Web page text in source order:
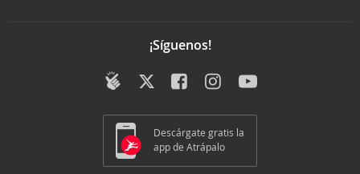
¡Síguenos!
Descárgate gratis la
app de Atrápalo